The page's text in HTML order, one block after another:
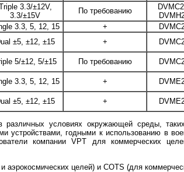
3.3/±12V,
3.3/±15V
По требованию
3.3, 5, 12, 15 +
±5, ±12, ±15 +
5/±12, 5/±15 По требованию
3.3, 5, 12, 15 +
±5, ±12, ±15 +
различных условиях окружающей среды,
устройствами, годными к использованию в
компании VPT для коммерческих
целей) и COTS (для